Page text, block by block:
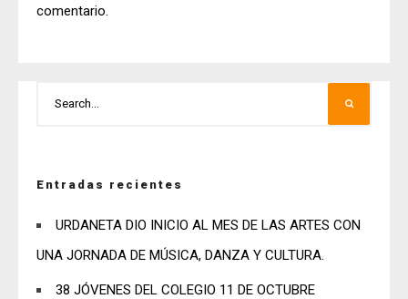
comentario.
Entradas recientes
URDANETA DIO INICIO AL MES DE LAS ARTES CON
UNA JORNADA DE MÚSICA, DANZA Y CULTURA.
38 JÓVENES DEL COLEGIO 11 DE OCTUBRE